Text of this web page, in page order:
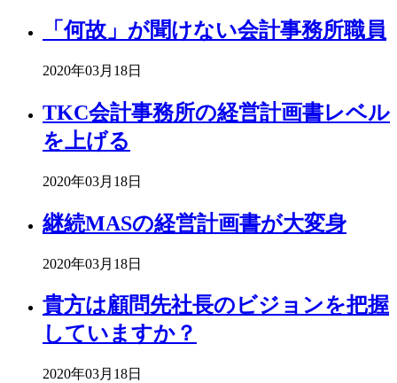
「何故」が聞けない会計事務所職員
2020年03月18日
TKC会計事務所の経営計画書レベル
を上げる
2020年03月18日
継続MASの経営計画書が大変身
2020年03月18日
貴方は顧問先社長のビジョンを把握
していますか？
2020年03月18日